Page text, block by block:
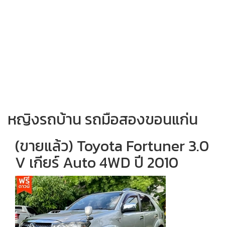
หญิงรถบ้าน รถมือสองขอนแก่น
(ขายแล้ว) Toyota Fortuner 3.0
V เกียร์ Auto 4WD ปี 2010